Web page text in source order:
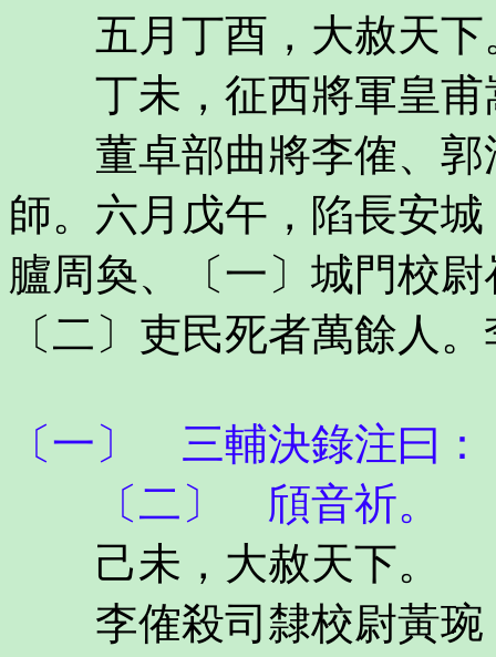
五月丁酉，大赦天下
丁未，征西將軍皇甫
董卓部曲將李傕、郭
師。六月戊午，陷長安
臚周奐、〔一〕城門校
〔二〕吏民死者萬餘人
〔一〕 三輔決錄注曰
〔二〕 頎音祈。
己未，大赦天下。
李傕殺司隸校尉黃琬